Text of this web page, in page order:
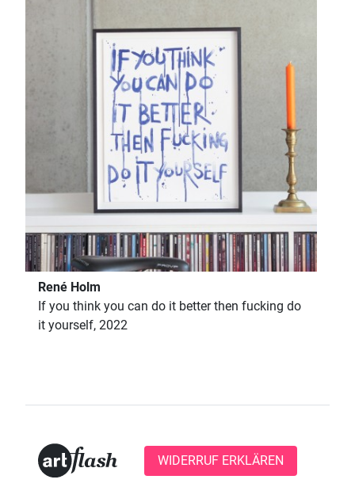
René Holm
If you think you can do it better then fucking do
it yourself, 2022
WIDERRUF ERKLÄREN